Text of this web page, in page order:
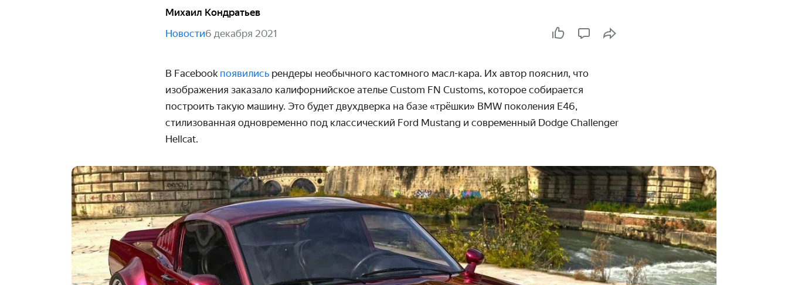
Михаил Кондратьев
Новости6 декабря 2021
В Facebook появились рендеры необычного кастомного масл-кара. Их автор пояснил, что
изображения заказало калифорнийское ателье Custom FN Customs, которое собирается
построить такую машину. Это будет двухдверка на базе «трёшки» BMW поколения E46,
стилизованная одновременно под классический Ford Mustang и современный Dodge Challenger
Hellcat.